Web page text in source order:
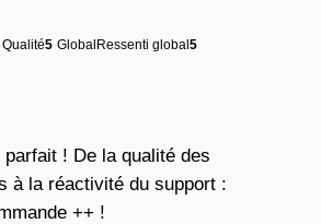
Qualité5 Global Ressenti global 5
parfait ! De la qualité des
à la réactivité du support :
++ !